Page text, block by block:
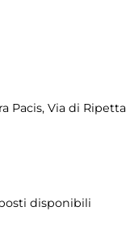
Pacis, Via di Ripetta
disponibili